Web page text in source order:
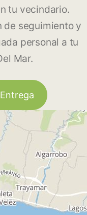
tu vecindario.
seguimiento y
personal a tu
Mar.